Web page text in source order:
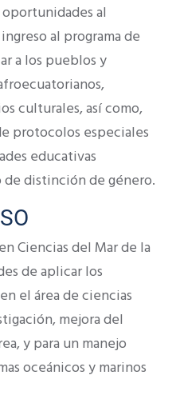
al
al programa de
a los pueblos y
culturales, así como,
protocolos especiales
educativas
distinción de género.
Ciencias del Mar de la
de aplicar los
el área de ciencias
mejora del
y para un manejo
oceánicos y marinos